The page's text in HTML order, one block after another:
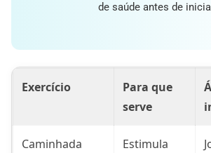
de saúde antes de
Exercício
Para que
serve
Caminhada
Estimula